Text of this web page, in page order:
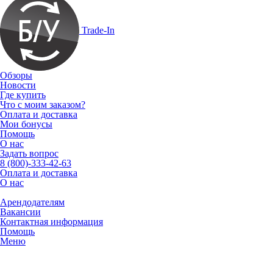
Trade-In
Обзоры
Новости
Где купить
Что с моим заказом?
Оплата и доставка
Мои бонусы
Помощь
О нас
Задать вопрос
8 (800)-333-42-63
Оплата и доставка
О нас
Арендодателям
Вакансии
Контактная информация
Помощь
Меню